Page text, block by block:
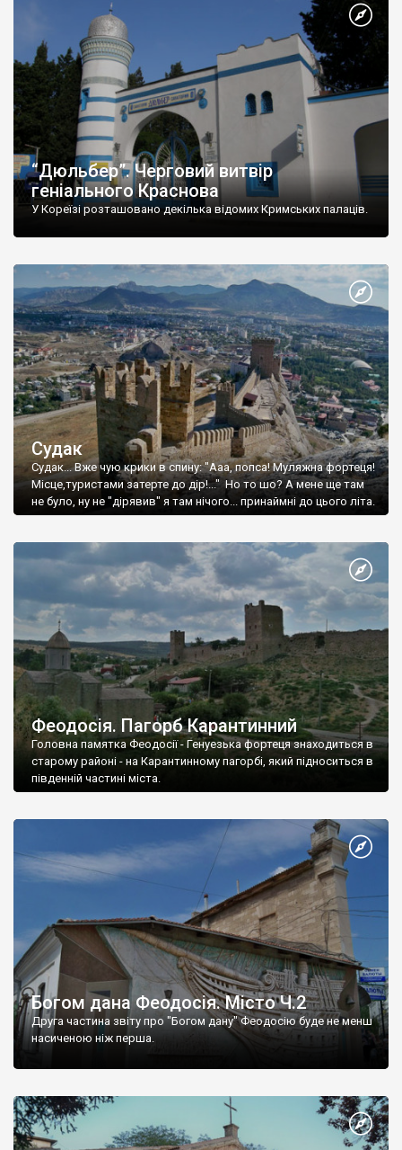
“Дюльбер”. Черговий витвір
геніального Краснова
У Кореїзі розташовано декілька відомих Кримських палаців.
Судак
Судак... Вже чую крики в спину: "Ааа, попса! Муляжна фортеця!
Місце,туристами затерте до дір!..." Но то шо? А мене ще там
не було, ну не "дірявив" я там нічого... принаймні до цього літа.
Феодосія. Пагорб Карантинний
Головна памятка Феодосії - Генуезька фортеця знаходиться в
старому районі - на Карантинному пагорбі, який підноситься в
південній частині міста.
Богом дана Феодосія. Місто Ч.2
Друга частина звіту про "Богом дану" Феодосію буде не менш
насиченою ніж перша.